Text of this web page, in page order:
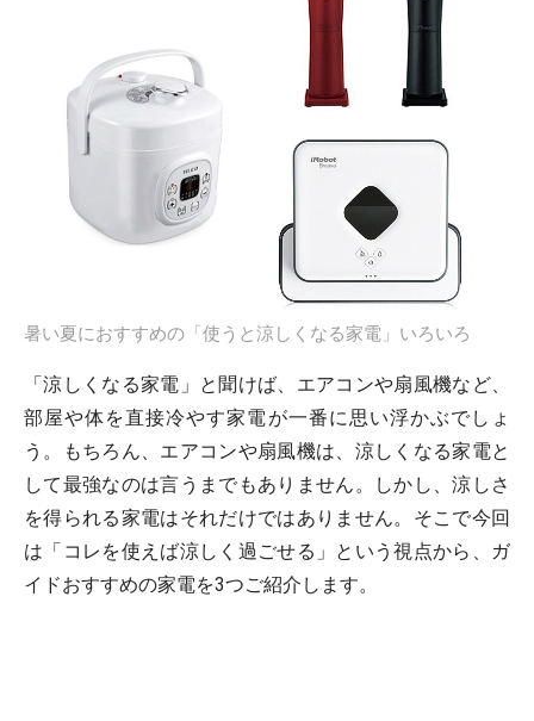
暑い夏におすすめの「使うと涼しくなる家電」いろいろ
「涼しくなる家電」と聞けば、エアコンや扇風機など、
部屋や体を直接冷やす家電が一番に思い浮かぶでしょ
う。もちろん、エアコンや扇風機は、涼しくなる家電と
して最強なのは言うまでもありません。しかし、涼しさ
を得られる家電はそれだけではありません。そこで今回
は「コレを使えば涼しく過ごせる」という視点から、ガ
イドおすすめの家電を3つご紹介します。